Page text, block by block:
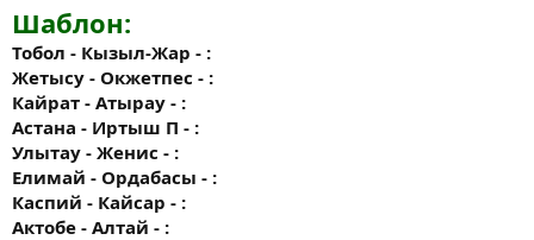
Шаблон:
Тобол - Кызыл-Жар - :
Жетысу - Окжетпес - :
Кайрат - Атырау - :
Астана - Иртыш П - :
Улытау - Женис - :
Елимай - Ордабасы - :
Каспий - Кайсар - :
Актобе - Алтай - :